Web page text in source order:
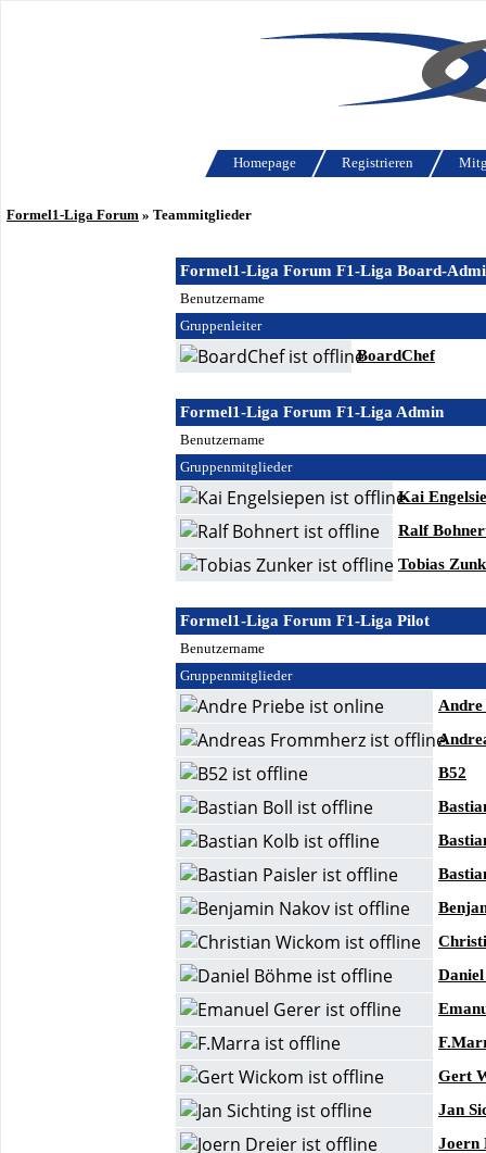
Homepage Registrieren
Formel1-Liga Forum » Teammitglieder
Formel1-Liga Forum F1-Liga Board-
Benutzername
Gruppenleiter
BoardChef
Formel1-Liga Forum F1-Liga Admin
Benutzername
Gruppenmitglieder
Kai
Ralf
Tobias
Formel1-Liga Forum F1-Liga Pilot
Benutzername
Gruppenmitglieder
Andre
B52
Gert
Jan
Joern